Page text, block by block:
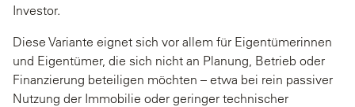
Investor.
Diese Variante eignet sich vor allem für Eigentümerinnen
und Eigentümer, die sich nicht an Planung, Betrieb oder
Finanzierung beteiligen möchten – etwa bei rein passiver
Nutzung der Immobilie oder geringer technischer